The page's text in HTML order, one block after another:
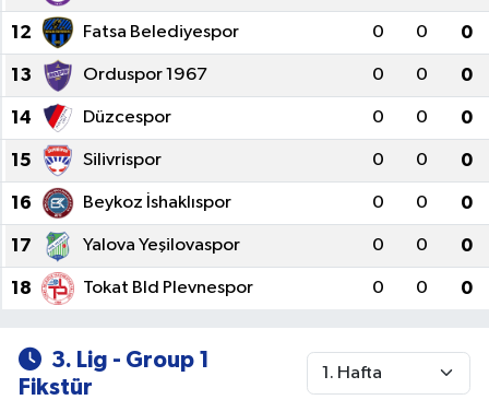
12 Fatsa Belediyespor 0 0 0
13 Orduspor 1967 0 0 0
14 Düzcespor 0 0 0
15 Silivrispor 0 0 0
16 Beykoz İshaklıspor 0 0 0
17 Yalova Yeşilovaspor 0 0 0
18 Tokat Bld Plevnespor 0 0 0
3. Lig - Group 1
Fikstür